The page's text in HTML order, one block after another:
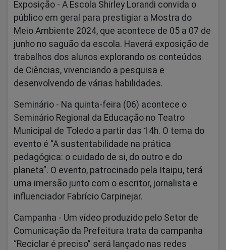
Exposição - A Escola Shirley Lorandi convida o
público em geral para prestigiar a Mostra do
Meio Ambiente 2024, que acontece de 05 a 07 de
junho no saguão da escola. Haverá exposição de
trabalhos dos alunos explorando os conteúdos
de Ciências, vivenciando a pesquisa e
desenvolvendo de várias habilidades.
Seminário - Na quinta-feira (06) acontece o
Seminário Regional da Educação no Teatro
Municipal de Toledo a partir das 14h. O tema do
evento é “A sustentabilidade na prática
pedagógica: o cuidado de si, do outro e do
planeta”. O evento, patrocinado pela Itaipu, terá
uma imersão junto com o escritor, jornalista e
influenciador Fabrício Carpinejar.
Campanha - Um vídeo produzido pelo Setor de
Comunicação da Prefeitura trata da campanha
“Reciclar é preciso” será lançado nas redes